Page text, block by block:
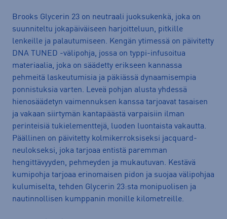
Brooks Glycerin 23 on neutraali juoksukenkä, joka on
suunniteltu jokapäiväiseen harjoitteluun, pitkille
lenkeille ja palautumiseen. Kengän ytimessä on päivitetty
DNA TUNED -välipohja, jossa on typpi-infusoitua
materiaalia, joka on säädetty erikseen kannassa
pehmeitä laskeutumisia ja päkiässä dynaamisempia
ponnistuksia varten. Leveä pohjan alusta yhdessä
hienosäädetyn vaimennuksen kanssa tarjoavat tasaisen
ja vakaan siirtymän kantapäästä varpaisiin ilman
perinteisiä tukielementtejä, luoden luontaista vakautta.
Päällinen on päivitetty kolmikerroksiseksi jacquard-
neulokseksi, joka tarjoaa entistä paremman
hengittävyyden, pehmeyden ja mukautuvan. Kestävä
kumipohja tarjoaa erinomaisen pidon ja suojaa välipohjaa
kulumiselta, tehden Glycerin 23:sta monipuolisen ja
nautinnollisen kumppanin monille kilometreille.